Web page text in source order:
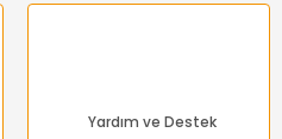
Yardım ve Destek